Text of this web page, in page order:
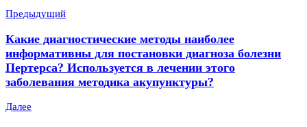
Предыдущий
Какие диагностические методы наиболее
информативны для постановки диагноза болезни
Пертерса? Используется в лечении этого
заболевания методика акупунктуры?
Далее